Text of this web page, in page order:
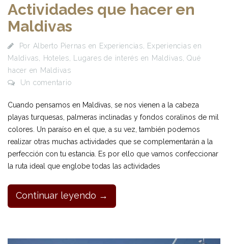
Actividades que hacer en
Maldivas
Por Alberto Piernas en Experiencias
Experiencias en
Maldivas
Hoteles Lugares de interés en Maldivas ,Qué
hacer en Maldivas
Un comentario
Cuando pensamos en Maldivas, se nos vienen a la cabeza
playas turquesas, palmeras inclinadas y fondos coralinos de mil
colores. Un paraíso en el que, a su vez, también podemos
realizar otras muchas actividades que se complementarán a la
perfección con tu estancia. Es por ello que vamos confeccionar
la ruta ideal que englobe todas las actividades
Continuar leyendo →